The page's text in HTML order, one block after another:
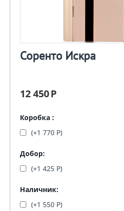
Соренто Искра
12 450Р
Коробка :
(+1 770 Р)
Добор:
(+1 425 Р)
Наличник:
(+1 550 Р)